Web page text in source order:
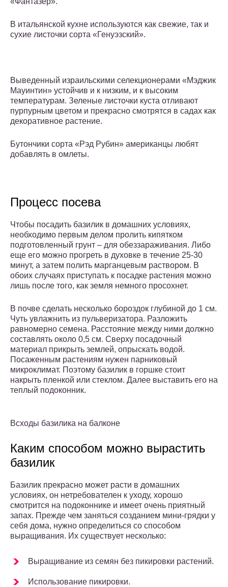
В итальянской кухне используются как свежие, так и
сухие листочки сорта «Генуэзский».
Выведенный израильскими селекционерами «Мэджик
Мауинтин» устойчив и к низким, и к высоким
температурам. Зеленые листочки куста отливают
пурпурным цветом и прекрасно смотрятся в садах как
декоративное растение.
Бутончики сорта «Рэд Рубин» американцы любят
добавлять в омлеты.
Процесс посева
Чтобы посадить базилик в домашних условиях,
необходимо первым делом пролить кипятком
подготовленный грунт – для обеззараживания. Либо
еще его можно прогреть в духовке в течение 25-30
минут, а затем полить марганцевым раствором. В
обоих случаях приступать к посадке растения можно
лишь после того, как земля немного просохнет.
В почве сделать несколько бороздок глубиной до 1 см.
Чуть увлажнить из пульверизатора. Разложить
равномерно семена. Расстояние между ними должно
составлять около 0,5 см. Сверху посадочный
материал прикрыть землей, опрыскать водой.
Посаженным растениям нужен парниковый
микроклимат. Поэтому базилик в горшке стоит
накрыть пленкой или стеклом. Далее выставить его на
теплый подоконник.
Всходы базилика на балконе
Каким способом можно вырастить
базилик
Базилик прекрасно может расти в домашних
условиях, он нетребователен к уходу, хорошо
смотрится на подоконнике и имеет очень приятный
запах. Прежде чем заняться созданием мини-грядки у
себя дома, нужно определиться со способом
выращивания. Их существует несколько:
Выращивание из семян без пикировки растений.
Использование пикировки.